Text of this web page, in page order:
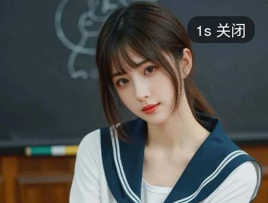
短剧
最热 添加 评分
都市 甜宠 逆袭 玄幻
2025 2024 2023 2022
全部 大陆 香港 台湾 美国 韩国 日本
1s 关闭